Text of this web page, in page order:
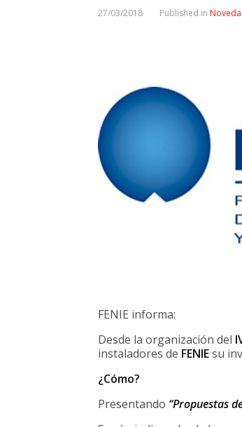
27/03/2018 Published in
FENIE informa:
Desde la organización del
instaladores de FENIEsu
¿Cómo?
Presentando “Propuestas